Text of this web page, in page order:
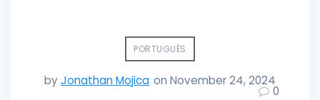
PORTUGUÊS
byJonathan Mojica on November 24, 2024
0